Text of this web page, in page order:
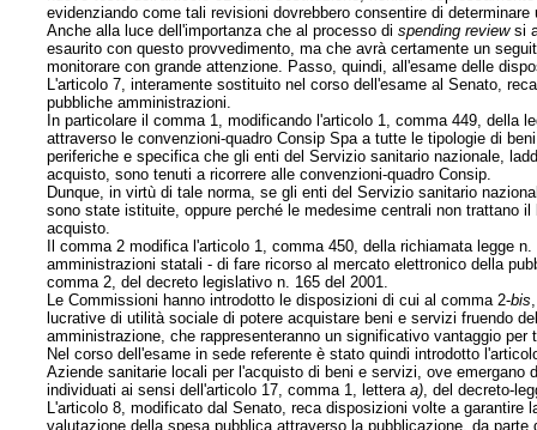
evidenziando come tali revisioni dovrebbero consentire di
Anche alla luce dell'importanza che al processo dispending reviewsi
esaurito con questo provvedimento, ma che avrà certamente un
monitorare con grande attenzione. Passo, quindi, all'esame delle
L'articolo 7, interamente sostituito nel corso dell'esame al Senato,
pubbliche amministrazioni.
In particolare il comma 1, modificando l'articolo 1, comma 449, della
attraverso le convenzioni-quadro Consip Spa a tutte le tipologie di
periferiche e specifica che gli enti del Servizio sanitario nazionale,
acquisto, sono tenuti a ricorrere alle convenzioni-quadro Consip.
Dunque, in virtù di tale norma, se gli enti del Servizio sanitario
sono state istituite, oppure perché le medesime centrali non trattano
acquisto.
Il comma 2 modifica l'articolo 1, comma 450, della richiamata legge
amministrazioni statali - di fare ricorso al mercato elettronico della
comma 2, del decreto legislativo n. 165 del 2001.
Le Commissioni hanno introdotto le disposizioni di cui al comma 2-bis
lucrative di utilità sociale di potere acquistare beni e servizi fruendo
amministrazione, che rappresenteranno un significativo vantaggio
Nel corso dell'esame in sede referente è stato quindi introdotto
Aziende sanitarie locali per l'acquisto di beni e servizi, ove
individuati ai sensi dell'articolo 17, comma 1, letteraa), del decreto-
L'articolo 8, modificato dal Senato, reca disposizioni volte a
valutazione della spesa pubblica attraverso la pubblicazione, da